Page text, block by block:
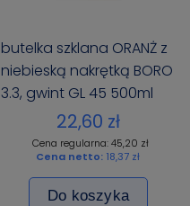
butelka szklana ORANŻ z
niebieską nakrętką BORO
3.3, gwint GL 45 500ml
22,60 zł
Cena regularna: 45,20 zł
Cena netto: 18,37 zł
Do koszyka